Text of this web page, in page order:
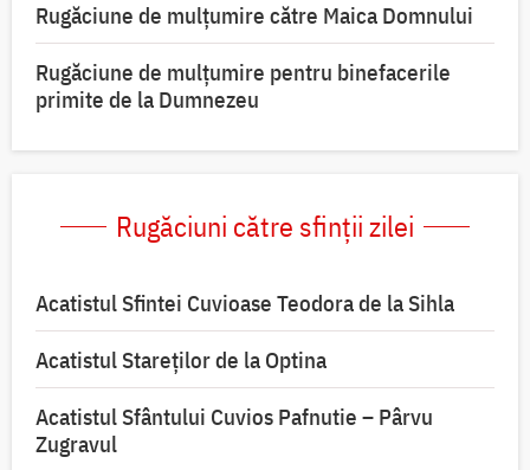
Rugăciune de mulţumire către Maica Domnului
Rugăciune de mulțumire pentru binefacerile
primite de la Dumnezeu
Rugăciuni către sfinții zilei
Acatistul Sfintei Cuvioase Teodora de la Sihla
Acatistul Stareţilor de la Optina
Acatistul Sfântului Cuvios Pafnutie – Pârvu
Zugravul